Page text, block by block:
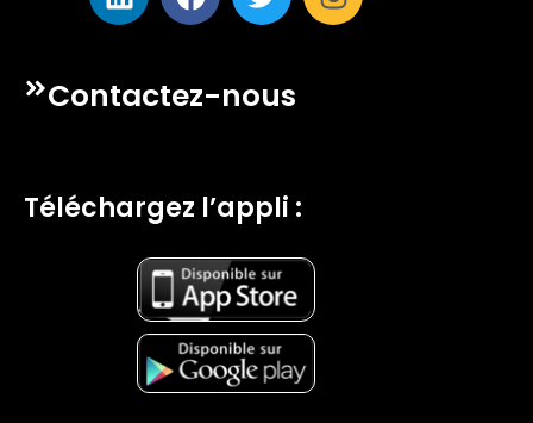
Contactez-nous
Téléchargez l’appli :